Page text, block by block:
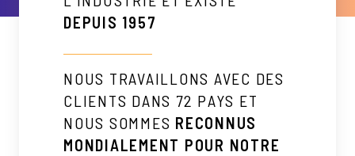
DEPUIS 1957
NOUS TRAVAILLONS AVEC DES
CLIENTS DANS 72 PAYS ET
NOUS SOMMES RECONNUS
MONDIALEMENT POUR NOTRE